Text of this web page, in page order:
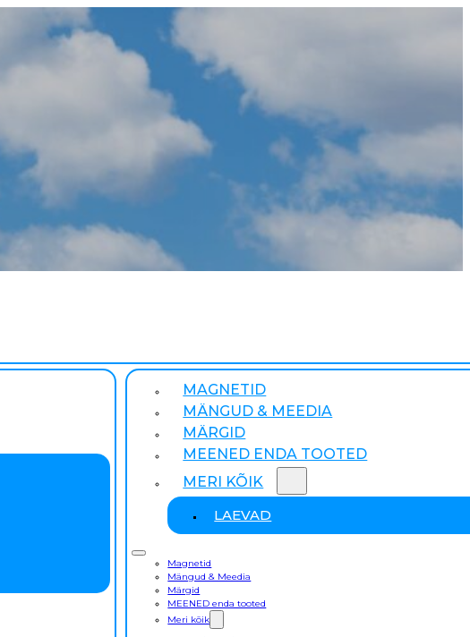
MAGNETID
MÄNGUD & MEEDIA
MÄRGID
MEENED ENDA TOOTED
MERI KÕIK
LAEVAD
Magnetid
Mängud & Meedia
Märgid
MEENED enda tooted
Meri kõik